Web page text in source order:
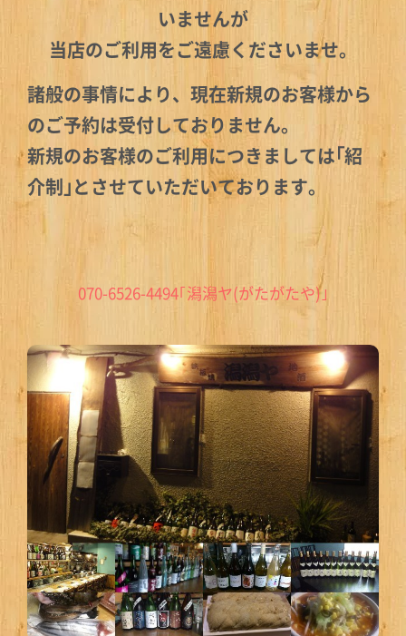
いませんが
当店のご利用をご遠慮くださいませ。
諸般の事情により、現在新規のお客様から
のご予約は受付しておりません。
新規のお客様のご利用につきましては｢紹
介制｣とさせていただいております。
070-6526-4494｢潟潟ヤ(がたがたや)｣